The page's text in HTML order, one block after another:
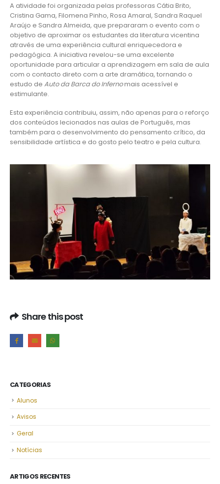
A atividade foi organizada pelas professoras Cátia Brito,
Cristina Gama, Filomena Pinho, Rosa Amaral, Sandra Raquel
Araújo e Sandra Almeida, que prepararam o evento com o
objetivo de aproximar os estudantes da literatura vicentina
através de uma experiência cultural enriquecedora e
pedagógica. A iniciativa revelou-se uma excelente
oportunidade para articular a aprendizagem em sala de aula
com o contacto direto com a arte dramática, tornando o
estudo de Auto da Barca do Infernomais acessível e
estimulante.
Esta experiência contribuiu, assim, não apenas para o reforço
dos conteúdos lecionados nas aulas de Português, mas
também para o desenvolvimento do pensamento crítico, da
sensibilidade artística e do gosto pelo teatro e pela cultura.
Share this post
CATEGORIAS
Alunos
Avisos
Geral
Notícias
ARTIGOS RECENTES